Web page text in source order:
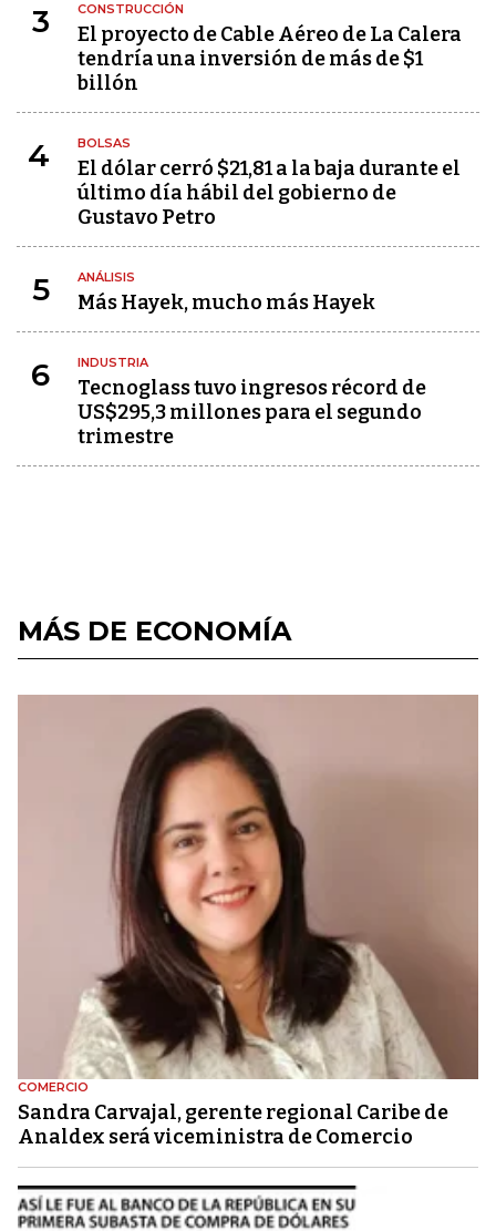
3 CONSTRUCCIÓN
El proyecto de Cable Aéreo de La Calera
tendría una inversión de más de $1
billón
4 BOLSAS
El dólar cerró $21,81 a la baja durante el
último día hábil del gobierno de
Gustavo Petro
5 ANÁLISIS
Más Hayek, mucho más Hayek
6 INDUSTRIA
Tecnoglass tuvo ingresos récord de
US$295,3 millones para el segundo
trimestre
MÁS DE ECONOMÍA
COMERCIO
Sandra Carvajal, gerente regional Caribe de
Analdex será viceministra de Comercio